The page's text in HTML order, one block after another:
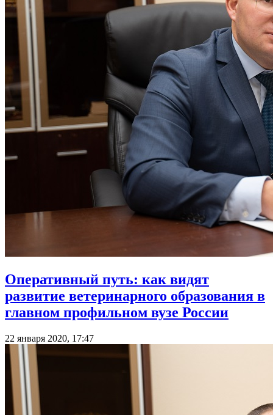
Оперативный путь: как видят
развитие ветеринарного образования в
главном профильном вузе России
22 января 2020, 17:47